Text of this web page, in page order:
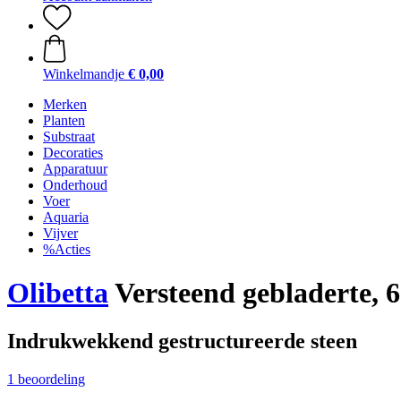
Winkelmandje € 0,00
Merken
Planten
Substraat
Decoraties
Apparatuur
Onderhoud
Voer
Aquaria
Vijver
%Acties
OlibettaVersteend gebladerte,
Indrukwekkend gestructureerde steen
1 beoordeling